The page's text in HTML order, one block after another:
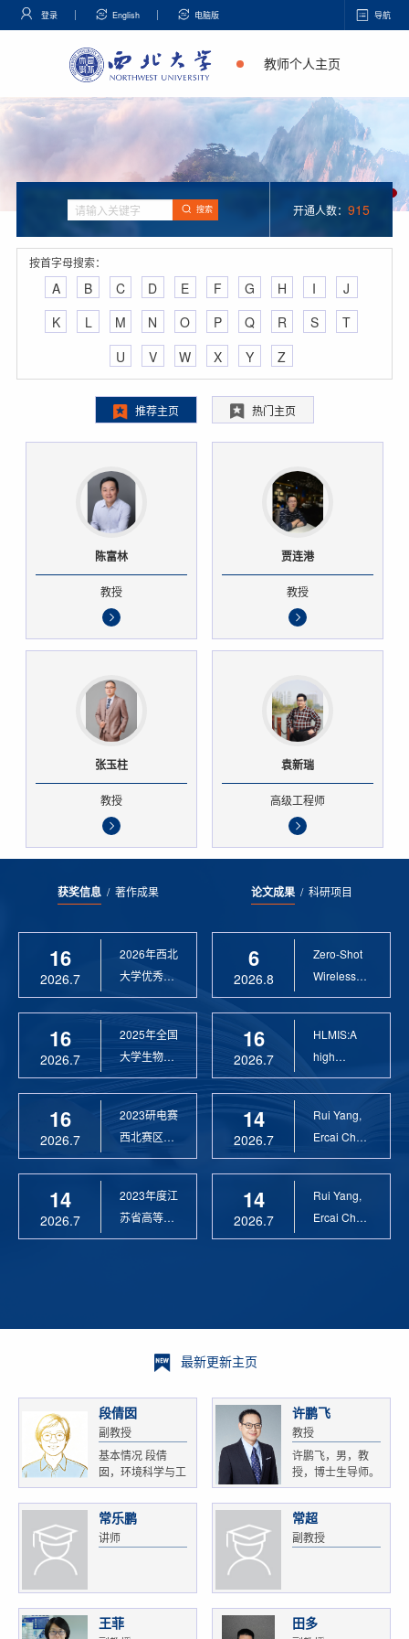
登录 English 电脑版 导航
教师个人主页
搜索 开通人数： 915
按首字母搜索：
A B C D E F G H I
J
K
L M N O P Q R S
T
U
V W X Y Z
推荐主页 热门主页
陈富林
教授
贾连港
教授
张玉柱
教授
袁新瑞
高级工程师
获奖信息/ 著作成果
16
2026.7
2026年西北
大学优秀硕
士论文指导
16
2026.7
2025年全国
大学生物联
网设计竞赛
16
2026.7
2023研电赛
西北赛区优
秀指导教师
14
2026.7
2023年度江
苏省高等学
校科学技术
论文成果/ 科研项目
6
2026.8
Zero-Shot
Wireless
Sensor
16
2026.7
HLMIS:A
high
Resolution
14
2026.7
Rui Yang,
Ercai Chen
and
14
2026.7
Rui Yang,
Ercai Chen
and
最新更新主页
段倩囡
副教授
基本情况 段倩
囡，环境科学与工
程...
许鹏飞
教授
许鹏飞，男，教
授，博士生导师。
获...
常乐鹏
讲师
常超
副教授
王菲 田多